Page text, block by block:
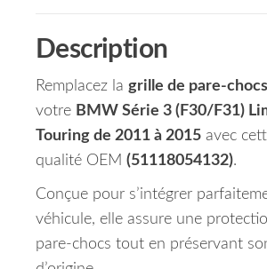
Description
Remplacez la grille de pare-
votre BMW Série 3 (F30/F31)
Touring de 2011 à 2015 avec
qualité OEM (51118054132).
Conçue pour s’intégrer
véhicule, elle assure une
pare-chocs tout en préservant